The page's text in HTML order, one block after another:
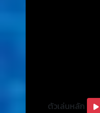
ตัวเล่นหลัก